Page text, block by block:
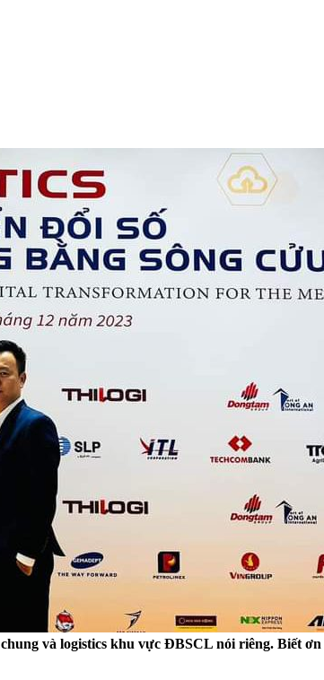
và logistics khu vực ĐBSCL nói riêng. Biết